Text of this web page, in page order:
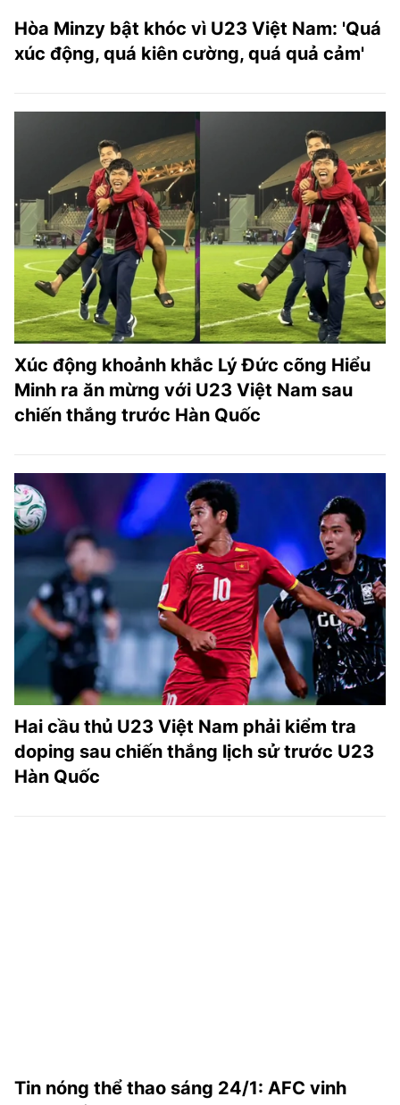
Hòa Minzy bật khóc vì U23 Việt Nam: 'Quá
xúc động, quá kiên cường, quá quả cảm'
Xúc động khoảnh khắc Lý Đức cõng Hiểu
Minh ra ăn mừng với U23 Việt Nam sau
chiến thắng trước Hàn Quốc
Hai cầu thủ U23 Việt Nam phải kiểm tra
doping sau chiến thắng lịch sử trước U23
Hàn Quốc
Tin nóng thể thao sáng 24/1: AFC vinh